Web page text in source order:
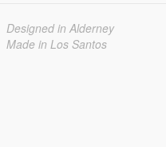
Designed in Alderney
Made in Los Santos